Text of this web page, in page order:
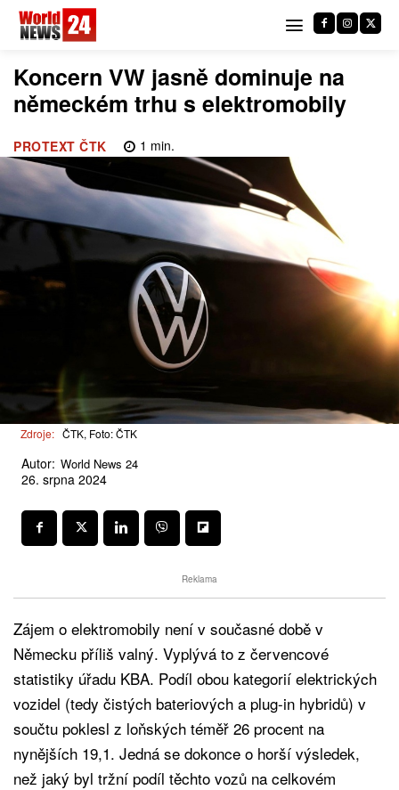
Koncern VW jasně dominuje na
německém trhu s elektromobily
PROTEXT ČTK 1 min.
Zdroje: ČTK, Foto: ČTK
Autor: World News 24
26. srpna 2024
Reklama
Zájem o elektromobily není v současné době v
Německu příliš valný. Vyplývá to z červencové
statistiky úřadu KBA. Podíl obou kategorií elektrických
vozidel (tedy čistých bateriových a plug-in hybridů) v
součtu poklesl z loňských téměř 26 procent na
nynějších 19,1. Jedná se dokonce o horší výsledek,
než jaký byl tržní podíl těchto vozů na celkovém